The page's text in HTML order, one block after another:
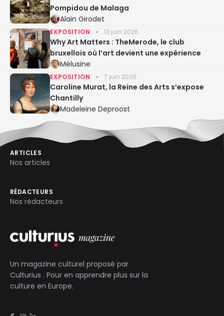
Pompidou de Malaga
Alain Girodet
EXPOSITION 13 juin 2026
Why Art Matters : TheMerode, le club
bruxellois où l’art devient une expérience
Mélusine
EXPOSITION 7 juin 2026
Caroline Murat, la Reine des Arts s’expose
Chantilly
Madeleine Deproost
Un magazine culturel proposé par
Culturius . Pour en apprendre plus sur la
culture en Europe.
ARTICLES
Nos articles
RÉDACTEURS
Nos rédacteurs